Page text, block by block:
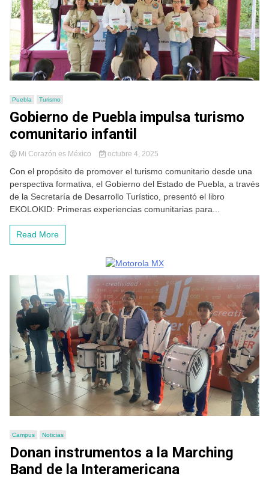
Puebla Turismo
Gobierno de Puebla impulsa turismo
comunitario infantil
Mi Corazón es México octubre 4, 2025
Con el propósito de promover el turismo comunitario desde una
perspectiva formativa, el Gobierno del Estado de Puebla, a través
de la Secretaría de Desarrollo Turístico, presentó el libro
EKOLOKID: Primeras experiencias comunitarias para...
Read More
Campus Noticias
Donan instrumentos a la Marching
Band de la Interamericana